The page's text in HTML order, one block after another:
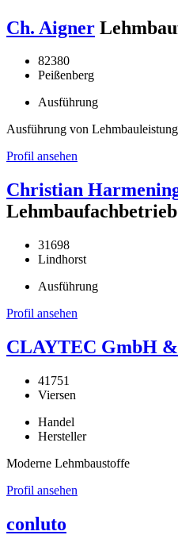
Ch. Aigner
82380
Peißenberg
Ausführung
Ausführung von
Profil ansehen
Christian
Lehmbaufachbetrieb
31698
Lindhorst
Ausführung
Profil ansehen
CLAYTEC GmbH
41751
Viersen
Handel
Hersteller
Moderne Lehmbaustoffe
Profil ansehen
conluto